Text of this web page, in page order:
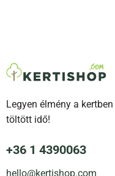
Legyen élmény a kertben
töltött idő!
+36 1 4390063
hello@kertishop.com